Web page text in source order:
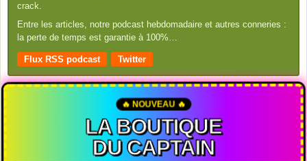
crack.
Entre les articles, notre podcast hebdomadaire et autres conneries :
la perte de temps est garantie à 100%…
Flux RSS podcast Twitter
🔥 NOUVEAU 🔥
LA BOUTIQUE
DU CAPTAIN